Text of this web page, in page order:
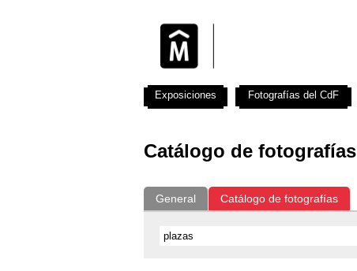
Catálogo de fotografías
General Catálogo de fotografías
Exposiciones Fotografías del CdF